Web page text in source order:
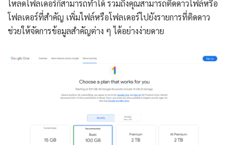
โหลดโฟลเดอร์ก็สามารถทำได้ รวมถึงคุณสามารถติดดาวไฟล์หรือ
โฟลเดอร์ที่สำคัญ เพิ่มไฟล์หรือโฟลเดอร์ไปยังรายการที่ติดดาว
ช่วยให้จัดการข้อมูลสำคัญต่าง ๆ ได้อย่างง่ายดาย